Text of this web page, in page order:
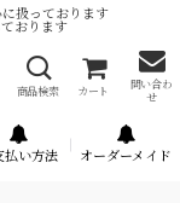
扱っております
おります
商品検索 カート
問い合わ
せ
払い方法 オーダーメイド